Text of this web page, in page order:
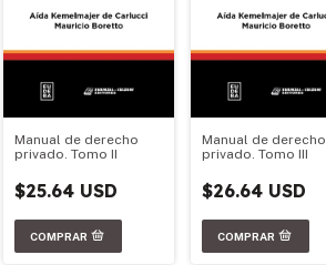
Manual de derecho
privado. Tomo II
$25.64 USD
Manual de derecho
privado. Tomo III
$26.64 USD